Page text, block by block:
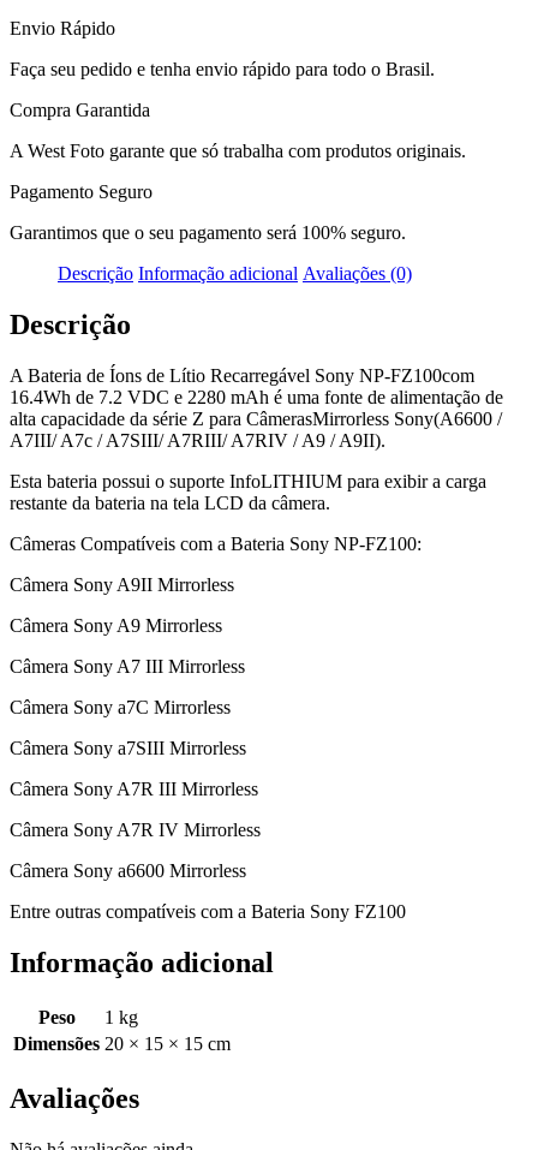
Envio Rápido
Faça seu pedido e tenha envio rápido para todo o Brasil.
Compra Garantida
A West Foto garante que só trabalha com produtos originais.
Pagamento Seguro
Garantimos que o seu pagamento será 100% seguro.
Descrição Informação adicional Avaliações (0)
Descrição
A Bateria de Íons de Lítio Recarregável Sony NP-FZ100com
16.4Wh de 7.2 VDC e 2280 mAh é uma fonte de alimentação de
alta capacidade da série Z para CâmerasMirrorless Sony(A6600 /
A7III/ A7c / A7SIII/ A7RIII/ A7RIV / A9 / A9II).
Esta bateria possui o suporte InfoLITHIUM para exibir a carga
restante da bateria na tela LCD da câmera.
Câmeras Compatíveis com a Bateria Sony NP-FZ100:
Câmera Sony A9II Mirrorless
Câmera Sony A9 Mirrorless
Câmera Sony A7 III Mirrorless
Câmera Sony a7C Mirrorless
Câmera Sony a7SIII Mirrorless
Câmera Sony A7R III Mirrorless
Câmera Sony A7R IV Mirrorless
Câmera Sony a6600 Mirrorless
Entre outras compatíveis com a Bateria Sony FZ100
Informação adicional
Peso
1 kg
Dimensões 20 × 15 × 15 cm
Avaliações